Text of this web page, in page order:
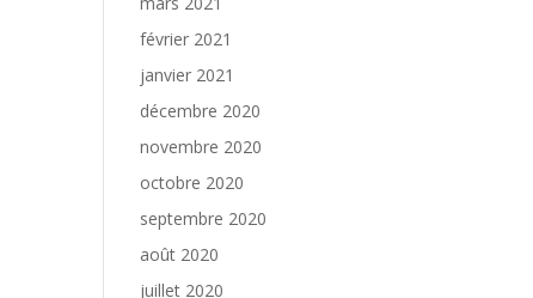
février 2021
janvier 2021
décembre 2020
novembre 2020
octobre 2020
septembre 2020
août 2020
juillet 2020